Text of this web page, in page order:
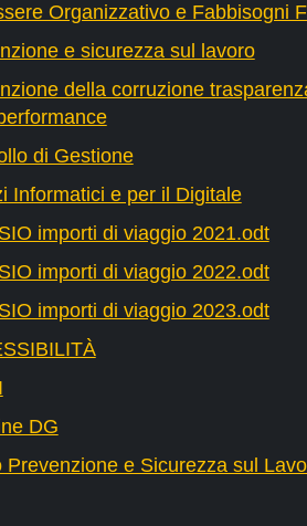
Organizzativo e Fabbisogni
e sicurezza sul lavoro
della corruzione
di Gestione
Informatici e per il Digitale
importi di viaggio 2021.odt
importi di viaggio 2022.odt
importi di viaggio 2023.odt
DG
Prevenzione e Sicurezza sul